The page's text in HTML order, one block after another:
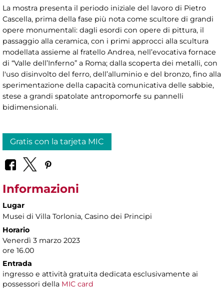
La mostra presenta il periodo iniziale del lavoro di Pietro
Cascella, prima della fase più nota come scultore di grandi
opere monumentali: dagli esordi con opere di pittura, il
passaggio alla ceramica, con i primi approcci alla scultura
modellata assieme al fratello Andrea, nell’evocativa fornace
di “Valle dell’Inferno” a Roma; dalla scoperta dei metalli, con
l'uso disinvolto del ferro, dell’alluminio e del bronzo, fino alla
sperimentazione della capacità comunicativa delle sabbie,
stese a grandi spatolate antropomorfe su pannelli
bidimensionali.
Gratis con la tarjeta MIC
Informazioni
Lugar
Musei di Villa Torlonia, Casino dei Principi
Horario
Venerdì 3 marzo 2023
ore 16.00
Entrada
ingresso e attività gratuita dedicata esclusivamente ai
possessori della MIC card